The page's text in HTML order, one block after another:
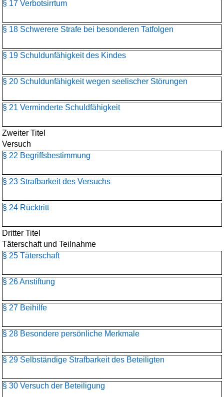
§ 17 Verbotsirrtum
§ 18 Schwerere Strafe bei besonderen Tatfolgen
§ 19 Schuldunfähigkeit des Kindes
§ 20 Schuldunfähigkeit wegen seelischer Störungen
§ 21 Verminderte Schuldfähigkeit
Zweiter Titel
Versuch
§ 22 Begriffsbestimmung
§ 23 Strafbarkeit des Versuchs
§ 24 Rücktritt
Dritter Titel
Täterschaft und Teilnahme
§ 25 Täterschaft
§ 26 Anstiftung
§ 27 Beihilfe
§ 28 Besondere persönliche Merkmale
§ 29 Selbständige Strafbarkeit des Beteiligten
§ 30 Versuch der Beteiligung